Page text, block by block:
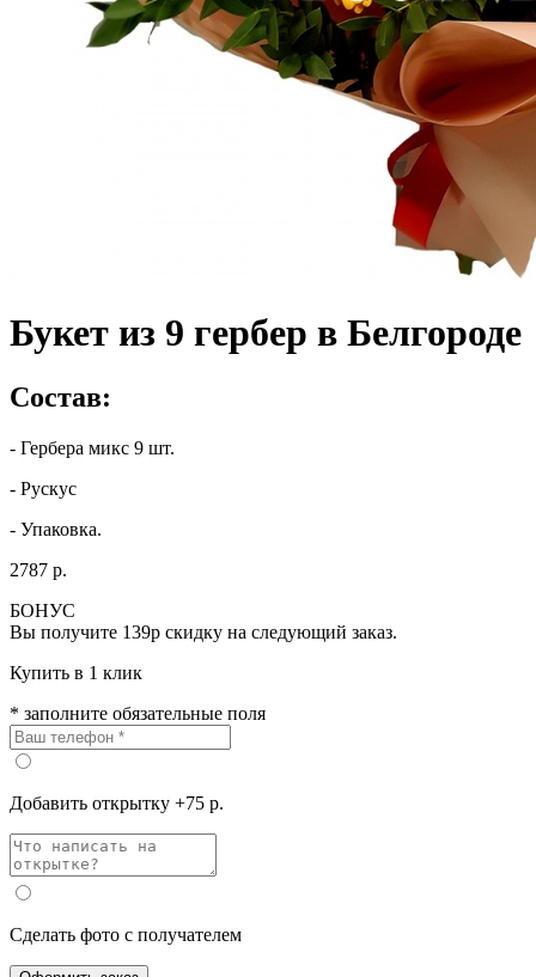
Букет из 9 гербер в Белгороде
Состав:
- Гербера микс 9 шт.
- Рускус
- Упаковка.
2787 р.
БОНУС
Вы получите 139р скидку на следующий заказ.
Купить в 1 клик
* заполните обязательные поля
Добавить открытку +75 р.
Сделать фото с получателем